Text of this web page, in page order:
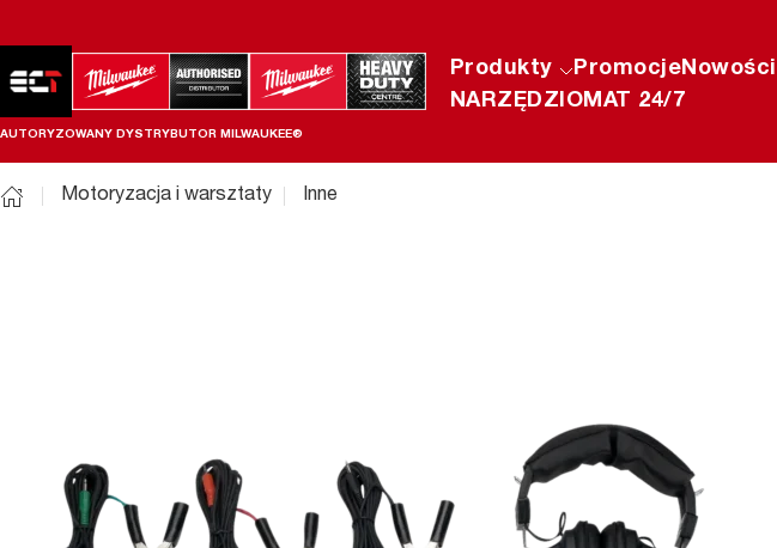
AUTORYZOWANY DYSTRYBUTOR MILWAUKEE®
Produkty PromocjeNowości
NARZĘDZIOMAT 24/7
Motoryzacja i warsztaty Inne